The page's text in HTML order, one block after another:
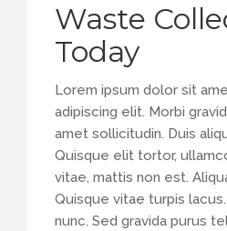
Waste
Today
Lorem ipsum dolor sit
adipiscing elit. Morbi
amet sollicitudin. Duis
Quisque elit tortor,
vitae, mattis non est.
Quisque vitae turpis
nunc. Sed gravida purus